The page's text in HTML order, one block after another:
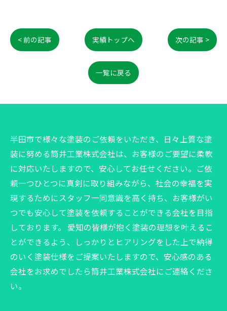
< 前の記事 実績トップへ 次の記事 >
一覧に戻る
半田市で様々な塗装のご依頼をいただき、日々上質な塗
装に努める筒井工業株式会社は、お客様のご要望に柔軟
に対応いたしますので、安心してお任せください。ご依
頼一つひとつに真剣に取り組みながら、社会の幸福を実
現するためにスタッフ一同意識を高く持ち、お客様がい
つでも安心して塗装を依頼することができる会社を目指
しております。 愛知の皆様が抱く塗装の理想を叶えるこ
とができるよう、しっかりとヒアリングをした上で納得
のいく塗装仕様をご提案いたしますので、安心感のある
会社をお求めでしたら筒井工業株式会社にご連絡くださ
い。